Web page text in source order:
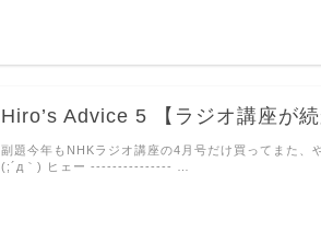
Hiro’s Advice 5 【ラジオ講座が続
副題今年もNHKラジオ講座の4月号だけ買ってまた、
(;´д｀) ヒェー --------------- …